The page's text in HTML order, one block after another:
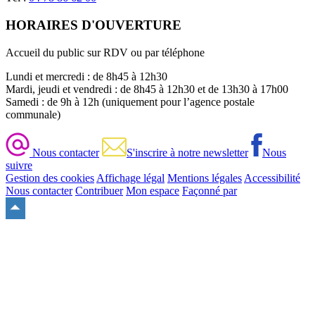
HORAIRES D'OUVERTURE
Accueil du public sur RDV ou par téléphone
Lundi et mercredi : de 8h45 à 12h30
Mardi, jeudi et vendredi : de 8h45 à 12h30 et de 13h30 à 17h00
Samedi : de 9h à 12h (uniquement pour l’agence postale
communale)
Nous contacter S'inscrire à notre newsletter
Nous
suivre
Gestion des cookies Affichage légal Mentions légales Accessibilité
Nous contacter Contribuer Mon espace Façonné par